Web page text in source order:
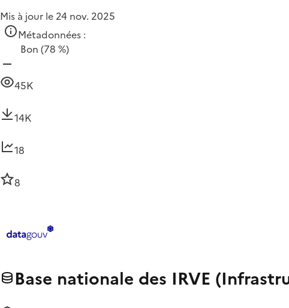
Mis à jour le 24 nov. 2025
Métadonnées :
Bon (78 %)
45K
14K
18
8
Base nationale des IRVE